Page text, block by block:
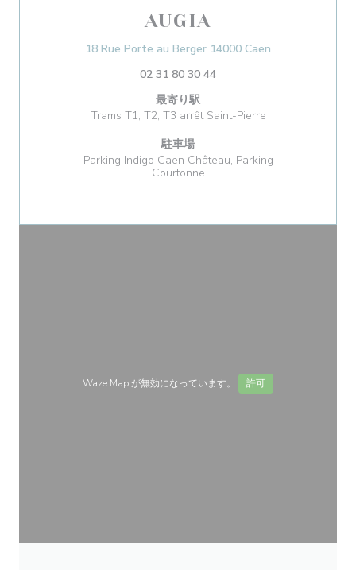
AUGIA
18 Rue Porte au Berger 14000 Caen
02 31 80 30 44
最寄り駅
Trams T1, T2, T3 arrêt Saint-Pierre
駐車場
Parking Indigo Caen Château, Parking
Courtonne
Waze Map が無効になっています。 許可